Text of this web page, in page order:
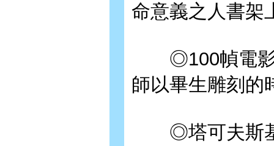
命意義之人書架
◎100幀電影
師以畢生雕刻的
◎塔可夫斯基